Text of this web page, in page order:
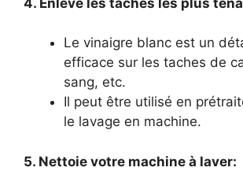
Le vinaigre blanc est un
efficace sur les taches de
sang, etc.
Il peut être utilisé en
le lavage en machine.
5. Nettoie votre machine à laver: